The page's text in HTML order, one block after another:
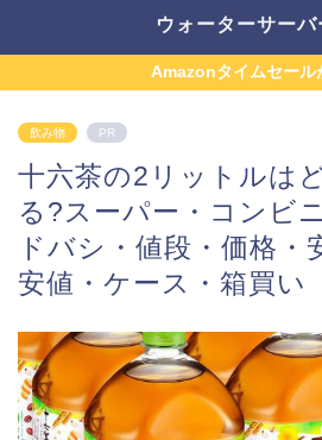
ウォーターサー
Amazonタイムセール
飲み物 PR
十六茶の2リットルは
る?スーパー・コンビ
ドバシ・値段・価格・
安値・ケース・箱買い